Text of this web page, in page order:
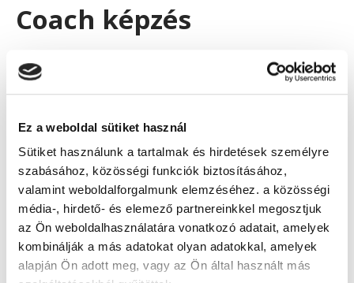
Ez a weboldal sütiket használ
Sütiket használunk a tartalmak és hirdetések személyre
szabásához, közösségi funkciók biztosításához,
valamint weboldalforgalmunk elemzéséhez. a közösségi
média-, hirdető- és elemező partnereinkkel megosztjuk
az Ön weboldalhasználatára vonatkozó adatait, amelyek
kombinálják a más adatokat olyan adatokkal, amelyek
alapján Ön adott meg, vagy az Ön által használt más
Coach képzés
Acoach
szakma elég felkapott, egyre többen
választják maguknak hivatásként azok, akik úgy érzik,
Segíteni egy olyan életszakaszban, amikor valami
miatt
elakadtak
. Lehet ez az elakadás szakmai vagy
magánéleti, egy jó coach segítségével minden
probléma megoldható. Fontos tudnod, hogy a coach
sosem a múlt feltárásával, elakadásaival foglalkozik,
erre a legjobb szakember a pszichológus.A coach a
jövővel foglalkozik. Segít tovább lendülni a
nehézségeken, de nem keresi a nehézségek okait.